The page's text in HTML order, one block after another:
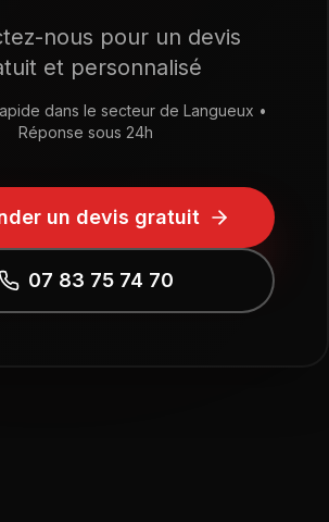
nous pour un devis
et personnalisé
dans le secteur de Langueux •
Réponse sous 24h
un devis gratuit
07 83 75 74 70